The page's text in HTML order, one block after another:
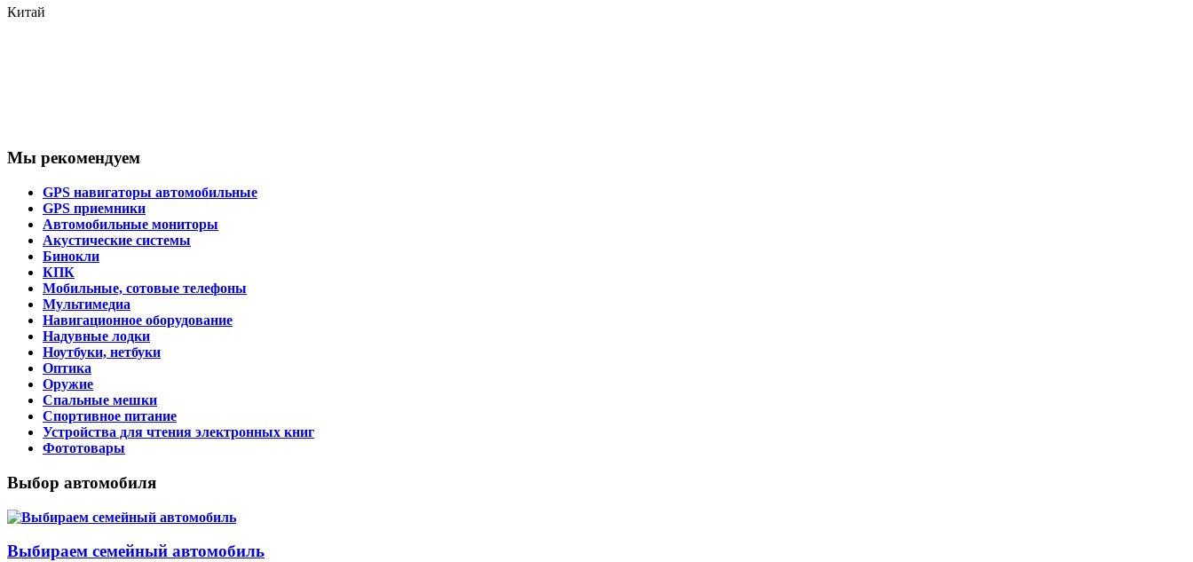
Китай
Мы рекомендуем
GPS навигаторы автомобильные
GPS приемники
Автомобильные мониторы
Акустические системы
Бинокли
КПК
Мобильные, сотовые телефоны
Мультимедиа
Навигационное оборудование
Надувные лодки
Ноутбуки, нетбуки
Оптика
Оружие
Спальные мешки
Спортивное питание
Устройства для чтения электронных книг
Фототовары
Выбор автомобиля
Выбираем семейный автомобиль